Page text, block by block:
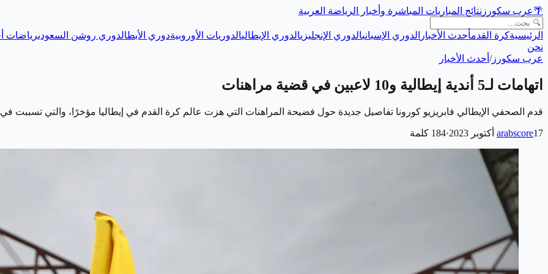
🌴عرب سكورز نتائج المباريات المباشرة وأخبار الرياضة العربية
الرئيسيةكرة القدمأحدث الأخبار الدوري الإسبانيالدوري الإنجليزيالدوري الإيطاليالدوريات الأوروبيةدوري الأبطالدوري روشن السعوديرياضات
نحن
عرب سكورز/ أحدث الأخبار
اتهامات لـ5 أندية إيطالية و10 لاعبين في قضية مراهنات
قدم الصحفي الإيطالي فابريزيو كورونا تفاصيل جديدة حول فضيحة المراهنات التي هزت عالم كرة القدم في إيطاليا مؤخرًا، والتي
arabscore17 أكتوبر 2023 ·
184 كلمة